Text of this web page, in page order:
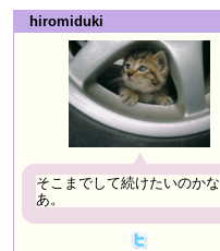
hiromiduki
そこまでして続けたいのかな
あ。